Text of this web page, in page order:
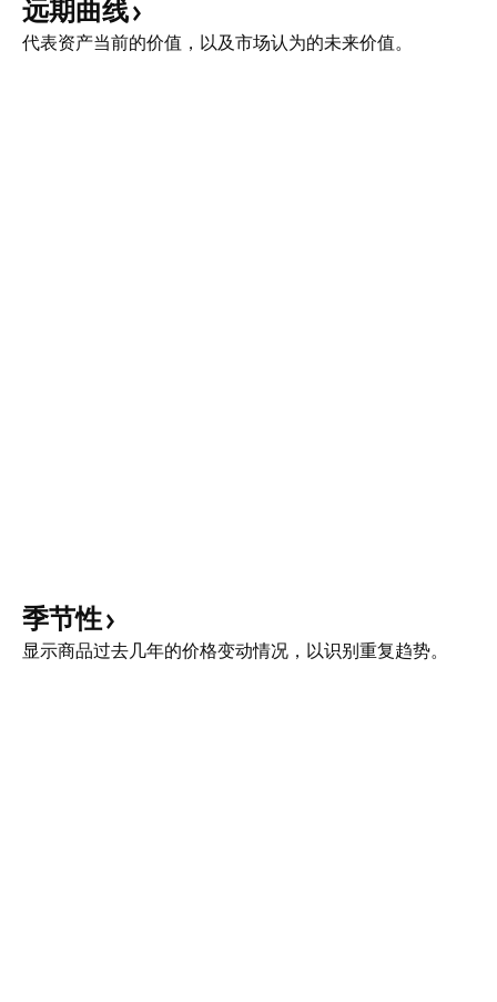
远期曲线
代表资产当前的价值，以及市场认为的未来价值。
季节性
显示商品过去几年的价格变动情况，以识别重复趋势。